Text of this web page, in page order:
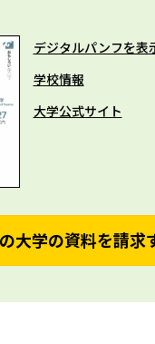
デジタルパンフを表
学校情報
大学公式サイト
大学の資料を請求